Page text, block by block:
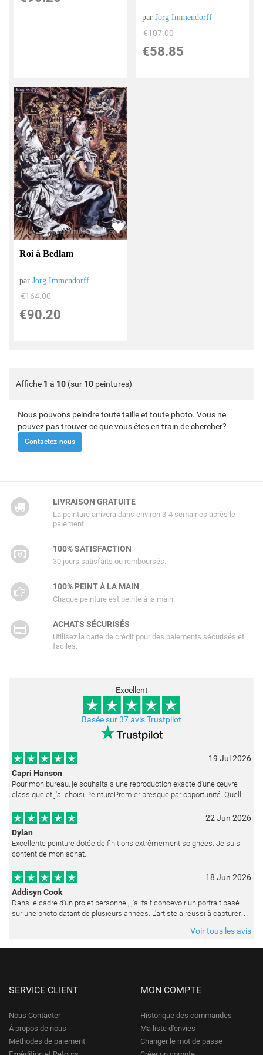
parJorg Immendorff
€107.00
€58.85
Roi à Bedlam
parJorg Immendorff
€164.00
€90.20
Affiche 1 à 10 (sur 10 peintures)
Nous pouvons peindre toute taille et toute photo. Vous ne
pouvez pas trouver ce que vous êtes en train de chercher?
Contactez-nous
LIVRAISON GRATUITE
La peinture arrivera dans environ 3-4 semaines après le
paiement.
100% SATISFACTION
30 jours satisfaits ou remboursés.
100% PEINT À LA MAIN
Chaque peinture est peinte à la main.
ACHATS SÉCURISÉS
Utilisez la carte de crédit pour des paiements sécurisés et
faciles.
Excellent
Basée sur 37 avis Trustpilot
19 Jul 2026
Capri Hanson
Pour mon bureau, je souhaitais une reproduction exacte d'une œuvre
classique et j'ai choisi PeinturePremier presque par opportunité. Quelle
22 Jun 2026
Dylan
Excellente peinture dotée de finitions extrêmement soignées. Je suis
content de mon achat.
18 Jun 2026
Addisyn Cook
Dans le cadre d'un projet personnel, j'ai fait concevoir un portrait basé
sur une photo datant de plusieurs années. L'artiste a réussi à capturer
Voir tous les avis
SERVICE CLIENT
Nous Contacter
À propos de nous
Méthodes de paiement
MON COMPTE
Historique des commandes
Ma liste d'envies
Changer le mot de passe